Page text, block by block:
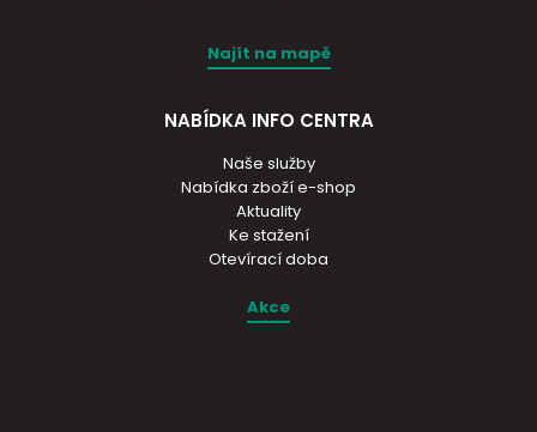
Najít na mapě
NABÍDKA INFO CENTRA
Naše služby
Nabídka zboží e-shop
Aktuality
Ke stažení
Otevírací doba
Akce